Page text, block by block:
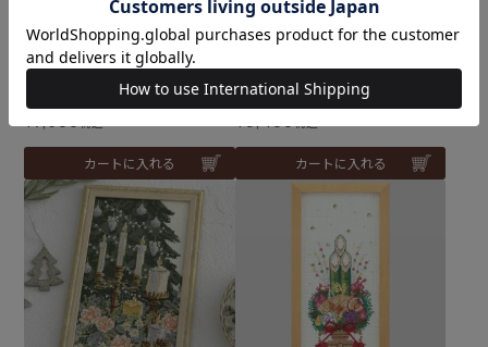
クロスステッチフレーム＜
メリークリスマス！チャー
リー・ブラウン＞
¥7,590税込
カートに入れる
難易度：
クロスステッチフレーム＜
ングを＞
¥9,460税込
カートに入れる